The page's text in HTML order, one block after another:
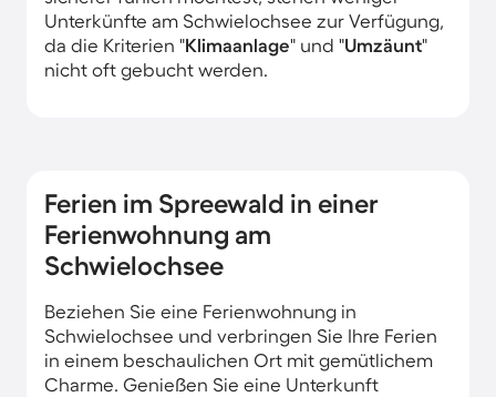
Unterkünfte am Schwielochsee zur Verfügung,
da die Kriterien "Klimaanlage" und "Umzäunt"
nicht oft gebucht werden.
Ferien im Spreewald in einer
Ferienwohnung am
Schwielochsee
Beziehen Sie eine Ferienwohnung in
Schwielochsee und verbringen Sie Ihre Ferien
in einem beschaulichen Ort mit gemütlichem
Charme. Genießen Sie eine Unterkunft